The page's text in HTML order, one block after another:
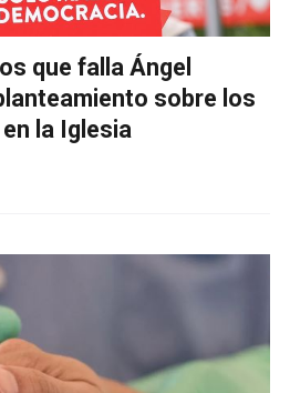
que falla Ángel
sobre los
la Iglesia